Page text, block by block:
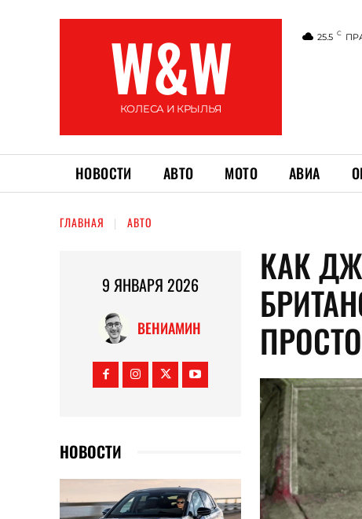
W&W
КОЛЕСА И КРЫЛЬЯ
25.5 C
НОВОСТИ АВТО МОТО АВИА
ГЛАВНАЯ АВТО
9 ЯНВАРЯ 2026
ВЕНИАМИН
НОВОСТИ
КАК